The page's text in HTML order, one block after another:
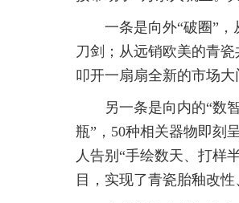
一条是向外“破圈”
刀剑；从远销欧美的青
叩开一扇扇全新的市场大
另一条是向内的“数
瓶”，50种相关器物即刻
人告别“手绘数天、打样
目，实现了青瓷胎釉改